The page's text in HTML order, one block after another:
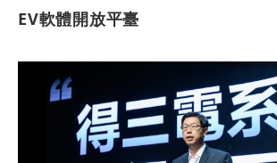
EV軟體開放平臺